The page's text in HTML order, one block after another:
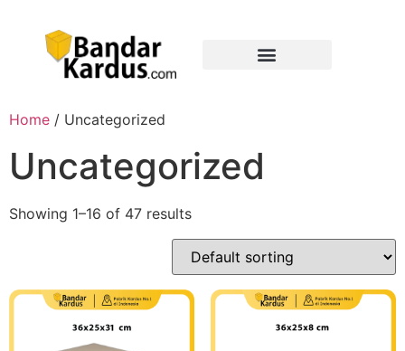
Home / Uncategorized
Uncategorized
Showing 1–16 of 47 results